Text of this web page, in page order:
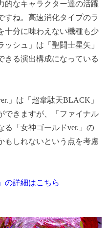
的なキャラクター達の活躍
すね。高速消化タイプのラ
十分に味わえない機種も少
シュ」は「聖闘士星矢」
きる演出構成になっている
」は「超韋駄天BLACK」
できますが、「ファイナル
る「女神ゴールドver.」の
もしれないという点を考慮
の詳細はこちら